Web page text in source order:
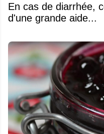
En cas de diarrhée,
d'une grande aide...